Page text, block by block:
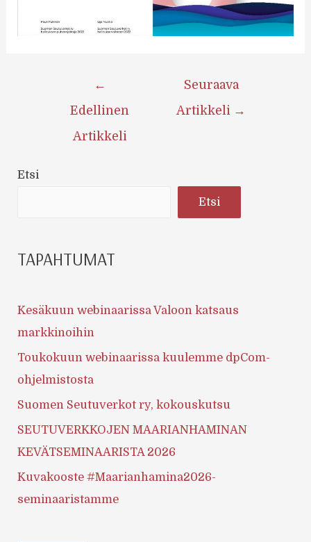
←
Edellinen
Artikkeli
Seuraava
Artikkeli →
Etsi
Etsi
TAPAHTUMAT
Kesäkuun webinaarissa Valoon katsaus
markkinoihin
Toukokuun webinaarissa kuulemme dpCom-
ohjelmistosta
Suomen Seutuverkot ry, kokouskutsu
SEUTUVERKKOJEN MAARIANHAMINAN
KEVÄTSEMINAARISTA 2026
Kuvakooste #Maarianhamina2026-
seminaaristamme